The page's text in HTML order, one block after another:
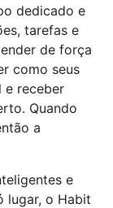
dedicado e
tarefas e
de força
como seus
e receber
Quando
a
e
lugar, o Habit